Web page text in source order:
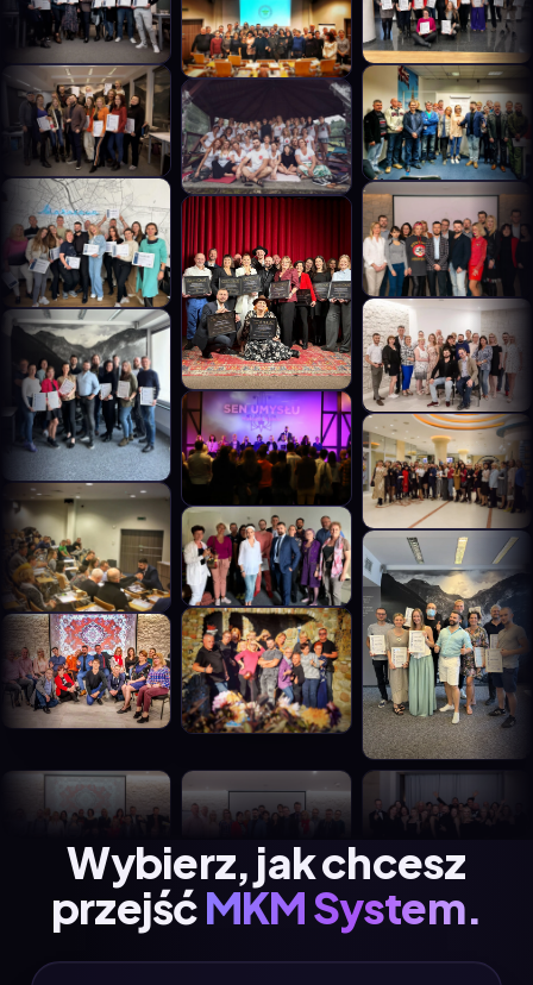
Wybierz, jak chcesz
przejśćMKM System.